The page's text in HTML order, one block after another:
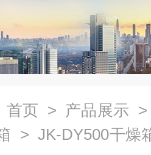
首页 > 产品展示
> JK-DY500干燥